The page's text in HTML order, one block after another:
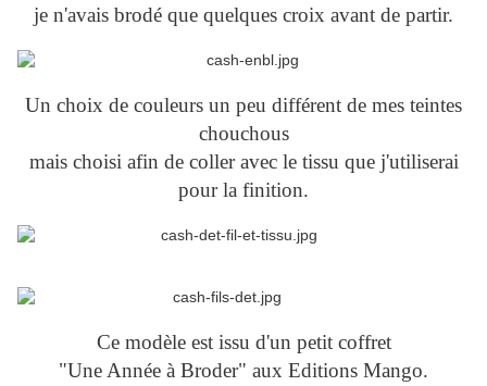
je n'avais brodé que quelques croix avant de partir.
Un choix de couleurs un peu différent de mes teintes
chouchous
mais choisi afin de coller avec le tissu que j'utiliserai
pour la finition.
Ce modèle est issu d'un petit coffret
"Une Année à Broder" aux Editions Mango.